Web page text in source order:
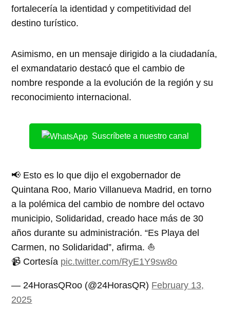
fortalecería la identidad y competitividad del
destino turístico.
Asimismo, en un mensaje dirigido a la ciudadanía,
el exmandatario destacó que el cambio de
nombre responde a la evolución de la región y su
reconocimiento internacional.
Suscríbete a nuestro canal
📢 Esto es lo que dijo el exgobernador de
Quintana Roo, Mario Villanueva Madrid, en torno
a la polémica del cambio de nombre del octavo
municipio, Solidaridad, creado hace más de 30
años durante su administración. “Es Playa del
Carmen, no Solidaridad”, afirma. ⛵️
📹 Cortesía pic.twitter.com/RyE1Y9sw8o
— 24HorasQRoo (@24HorasQR) February 13,
2025